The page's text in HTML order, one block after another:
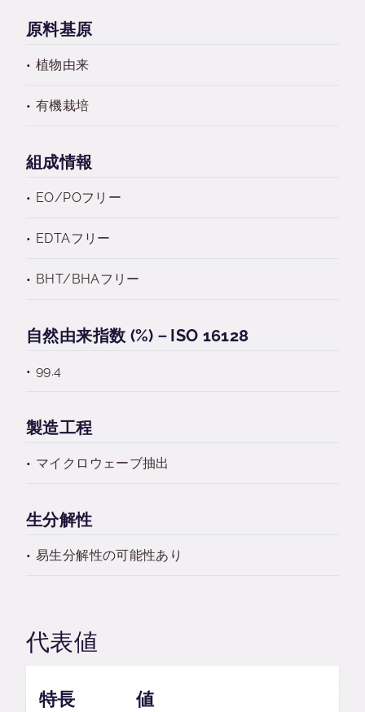
原料基原
植物由来
有機栽培
組成情報
EO/POフリー
EDTAフリー
BHT/BHAフリー
自然由来指数 (%)－ISO 16128
99.4
製造工程
マイクロウェーブ抽出
生分解性
易生分解性の可能性あり
代表値
特長 値